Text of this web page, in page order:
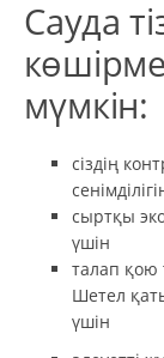
Сауда
мүмкін:
сіздің
сыртқы
үшін
талап қою
Шетел
үшiн